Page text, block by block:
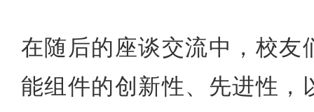
在随后的座谈交流中，校友
能组件的创新性、先进性，